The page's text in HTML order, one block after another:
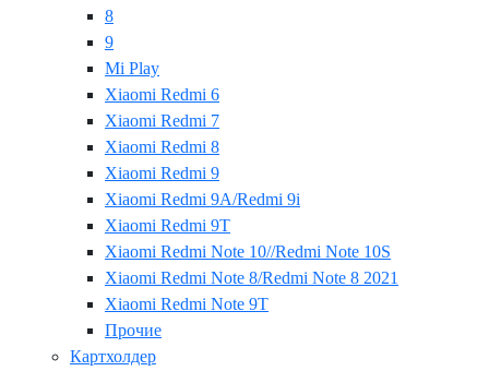
8
9
Mi Play
Xiaomi Redmi 6
Xiaomi Redmi 7
Xiaomi Redmi 8
Xiaomi Redmi 9
Xiaomi Redmi 9A/Redmi 9i
Xiaomi Redmi 9T
Xiaomi Redmi Note 10//Redmi Note 10S
Xiaomi Redmi Note 8/Redmi Note 8 2021
Xiaomi Redmi Note 9T
Прочие
Картхолдер